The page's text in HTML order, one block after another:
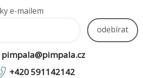
za
proud
otočná
e-mailem
odebírat
pimpala@pimpala.cz
+420 591142142